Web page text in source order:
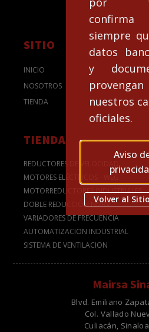
confirma
siempre
datos
y
nuestros
oficiales.
Aviso
Volver al
SITIO
INICIO
NOSOTROS
TIENDA
TIENDA
REDUCTORES DE VELOCIDAD
MOTORES ELÉCTRICOS - WEG
MOTORREDUCTORES INDUSTRIALES
DOBLE REDUCCIÓN NMRV
VARIADORES DE FRECUENCIA
AUTOMATIZACION INDUSTRIAL
SISTEMA DE VENTILACION
Mairsa
Blvd. Emiliano
Col. Vallado
Culiacán,